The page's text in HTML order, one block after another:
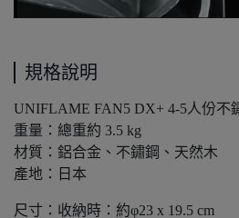
規格說明
UNIFLAME FAN5 DX+ 4-5人份不
重量：總重約 3.5 kg
材質：鋁合金、不鏽鋼、天然木
產地：日本
尺寸：收納時：約φ23 x 19.5 cm